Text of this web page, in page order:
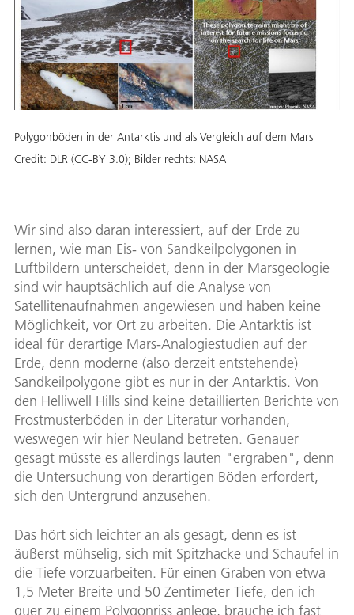
Polygonböden in der Antarktis und als Vergleich auf dem Mars
Credit: DLR (CC-BY 3.0); Bilder rechts: NASA
Wir sind also daran interessiert, auf der Erde zu
lernen, wie man Eis- von Sandkeilpolygonen in
Luftbildern unterscheidet, denn in der Marsgeologie
sind wir hauptsächlich auf die Analyse von
Satellitenaufnahmen angewiesen und haben keine
Möglichkeit, vor Ort zu arbeiten. Die Antarktis ist
ideal für derartige Mars-Analogiestudien auf der
Erde, denn moderne (also derzeit entstehende)
Sandkeilpolygone gibt es nur in der Antarktis. Von
den Helliwell Hills sind keine detaillierten Berichte von
Frostmusterböden in der Literatur vorhanden,
weswegen wir hier Neuland betreten. Genauer
gesagt müsste es allerdings lauten "ergraben", denn
die Untersuchung von derartigen Böden erfordert,
sich den Untergrund anzusehen.
Das hört sich leichter an als gesagt, denn es ist
äußerst mühselig, sich mit Spitzhacke und Schaufel in
die Tiefe vorzuarbeiten. Für einen Graben von etwa
1,5 Meter Breite und 50 Zentimeter Tiefe, den ich
quer zu einem Polygonriss anlege, brauche ich fast